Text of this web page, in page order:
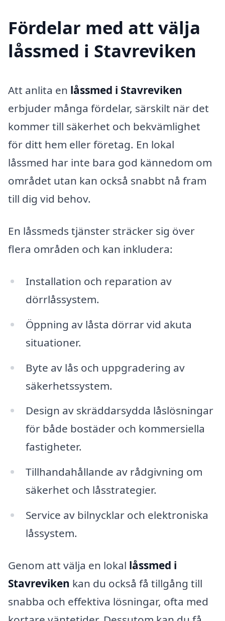
Fördelar med att välja
låssmed i Stavreviken
Att anlita en låssmed i Stavreviken
erbjuder många fördelar, särskilt när det
kommer till säkerhet och bekvämlighet
för ditt hem eller företag. En lokal
låssmed har inte bara god kännedom om
området utan kan också snabbt nå fram
till dig vid behov.
En låssmeds tjänster sträcker sig över
flera områden och kan inkludera:
Installation och reparation av
dörrlåssystem.
Öppning av låsta dörrar vid akuta
situationer.
Byte av lås och uppgradering av
säkerhetssystem.
Design av skräddarsydda låslösningar
för både bostäder och kommersiella
fastigheter.
Tillhandahållande av rådgivning om
säkerhet och låsstrategier.
Service av bilnycklar och elektroniska
låssystem.
Genom att välja en lokal låssmed i
Stavreviken kan du också få tillgång till
snabba och effektiva lösningar, ofta med